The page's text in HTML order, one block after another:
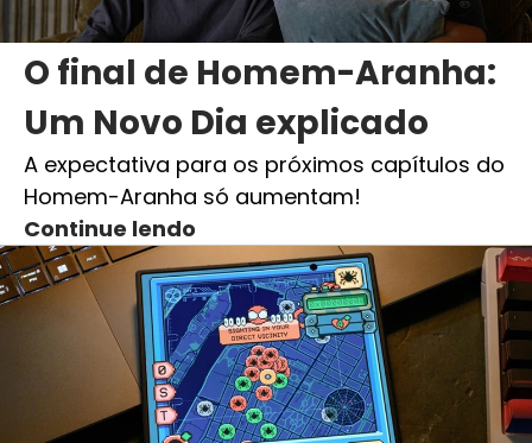
O final de Homem-Aranha:
Um Novo Dia explicado
A expectativa para os próximos capítulos do
Homem-Aranha só aumentam!
Continue lendo